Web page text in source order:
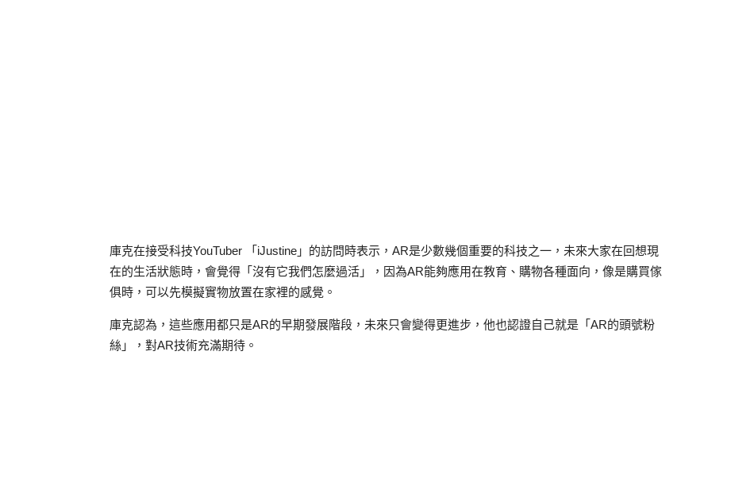
庫克在接受科技YouTuber 「 iJustine 」的訪問時表示， AR是少數幾個重要的科技之一，未來大家在回想現
在的生活狀態時，會覺得「沒有它我們怎麼過活」，因為AR能夠應用在教育、購物各種面向，像是購買傢
俱時，可以先模擬實物放置在家裡的感覺。
庫克認為，這些應用都只是AR的早期發展階段，未來只會變得更進步，他也認證自己就是「 AR的頭號粉
絲」，對AR技術充滿期待。